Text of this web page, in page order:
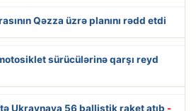
Qəzza üzrə planını rədd etdi
sürücülərinə qarşı reyd
Ukraynaya 56 ballistik raket atıb -